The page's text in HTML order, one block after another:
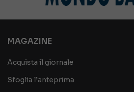
MAGAZINE
Acquista il giornale
Sfoglia l’anteprima